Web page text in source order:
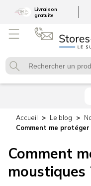
Livraison
gratuite
Accueil Le blog
Comment me
Comment
moustiques